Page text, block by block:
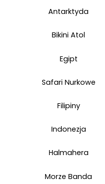
Antarktyda
Bikini Atol
Egipt
Safari Nurkowe
Filipiny
Indonezja
Halmahera
Morze Banda